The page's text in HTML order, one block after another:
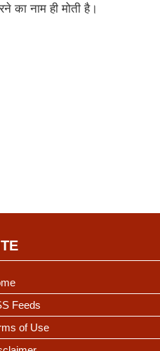
का नाम ही मोती है।
Feeds
of Use